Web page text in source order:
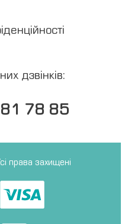
дзвінків:
78 85
права захищені